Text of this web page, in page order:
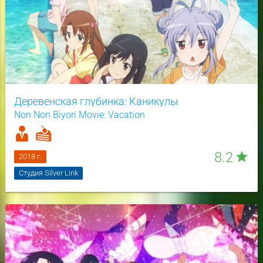
Деревенская глубинка: Каникулы
Non Non Biyori Movie: Vacation
8.2 star
2018 г.
Студия Silver Link